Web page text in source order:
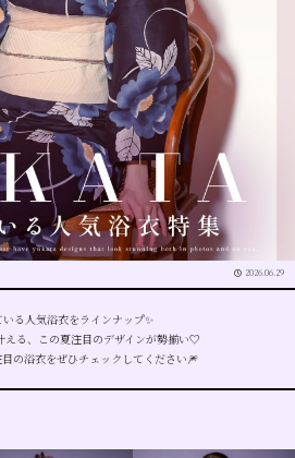
2026.06.29
る人気浴衣をラインナップ✨
える、この夏注目のデザインが勢揃い♡
の浴衣をぜひチェックしてください🎆